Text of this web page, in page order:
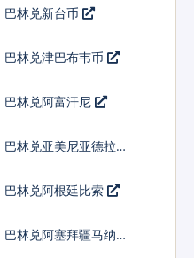
巴林兑新台币
巴林兑津巴布韦币
巴林兑阿富汗尼
巴林兑亚美尼亚德拉姆
巴林兑阿根廷比索
巴林兑阿塞拜疆马纳特